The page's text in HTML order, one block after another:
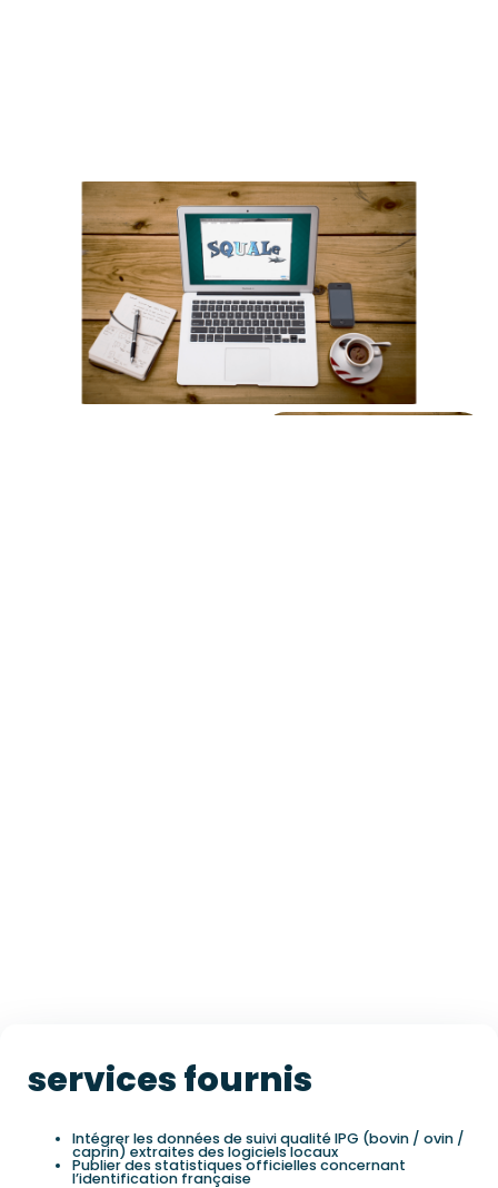
services fournis
Intégrer les données de suivi qualité IPG (bovin / ovin /
caprin) extraites des logiciels locaux
Publier des statistiques officielles concernant
l’identification française